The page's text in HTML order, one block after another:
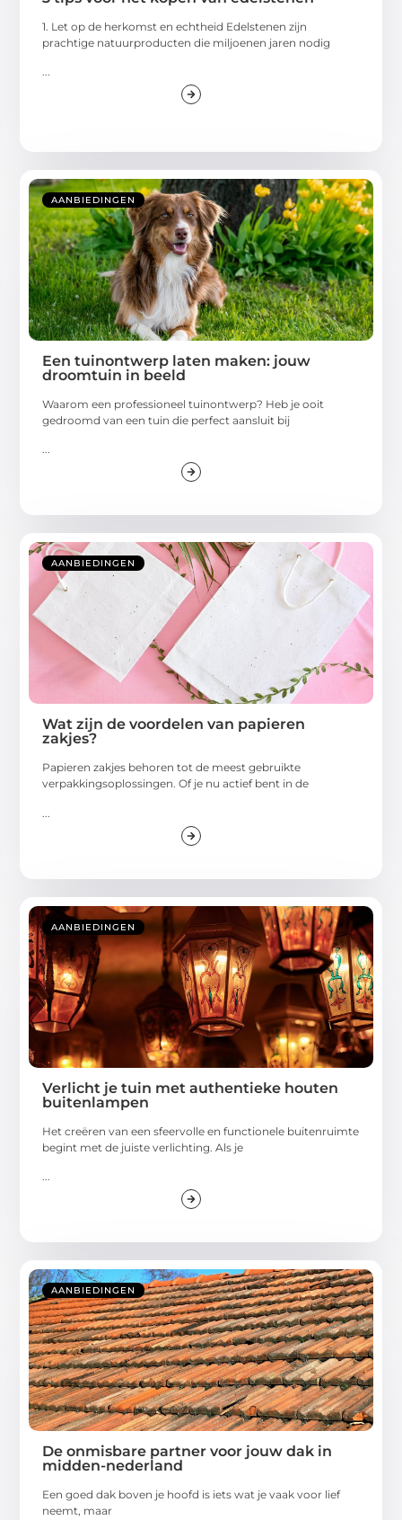
1. Let op de herkomst en echtheid Edelstenen zijn
prachtige natuurproducten die miljoenen jaren nodig
AANBIEDINGEN
Een tuinontwerp laten maken: jouw
droomtuin in beeld
Waarom een professioneel tuinontwerp? Heb je ooit
gedroomd van een tuin die perfect aansluit bij
...
AANBIEDINGEN
Wat zijn de voordelen van papieren
zakjes?
Papieren zakjes behoren tot de meest gebruikte
verpakkingsoplossingen. Of je nu actief bent in de
AANBIEDINGEN
Verlicht je tuin met authentieke houten
buitenlampen
Het creëren van een sfeervolle en functionele buitenruimte
begint met de juiste verlichting. Als je
...
AANBIEDINGEN
De onmisbare partner voor jouw dak in
midden-nederland
Een goed dak boven je hoofd is iets wat je vaak voor lief
neemt, maar